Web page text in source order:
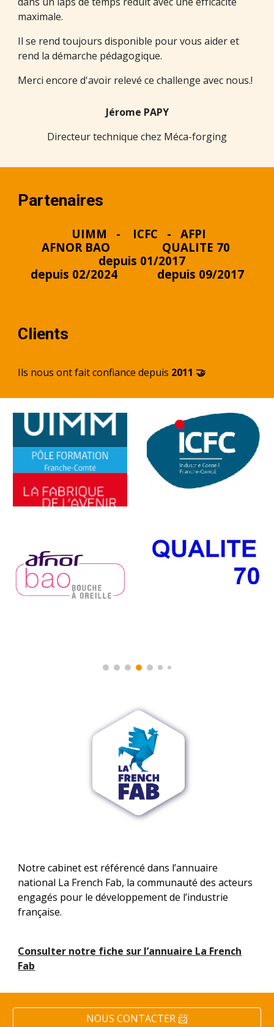
maximale.
Il se rend toujours disponible pour vous aider et
rend la démarche pédagogique.
Merci encore d'avoir relevé ce challenge avec nous.!
Jérome PAPY
Directeur technique chez Méca-forging
Partenaires
UIMM - ICFC - AFPI
AFNOR BAO QUALITE 70
depuis 01/2017
depuis 02/2024 depuis 09/2017
Clients
Ils nous ont fait confiance depuis 2011 🤝
Notre cabinet est référencé dans l’annuaire
national La French Fab, la communauté des acteurs
engagés pour le développement de l’industrie
française.
Consulter notre fiche sur l’annuaire La French
Fab
NOUS CONTACTER 📨